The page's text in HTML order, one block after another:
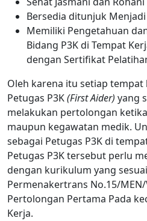
Bersedia ditunjuk Menjadi
Memiliki Pengetahuan
Bidang P3K di Tempat
dengan Sertifikat
Oleh karena itu setiap
Petugas P3K(First Aider) yang
melakukan pertolongan
maupun kegawatan medik.
sebagai Petugas P3K di
Petugas P3K tersebut perlu
dengan kurikulum yang
Permenakertrans No.15/
Pertolongan Pertama Pada
Kerja.